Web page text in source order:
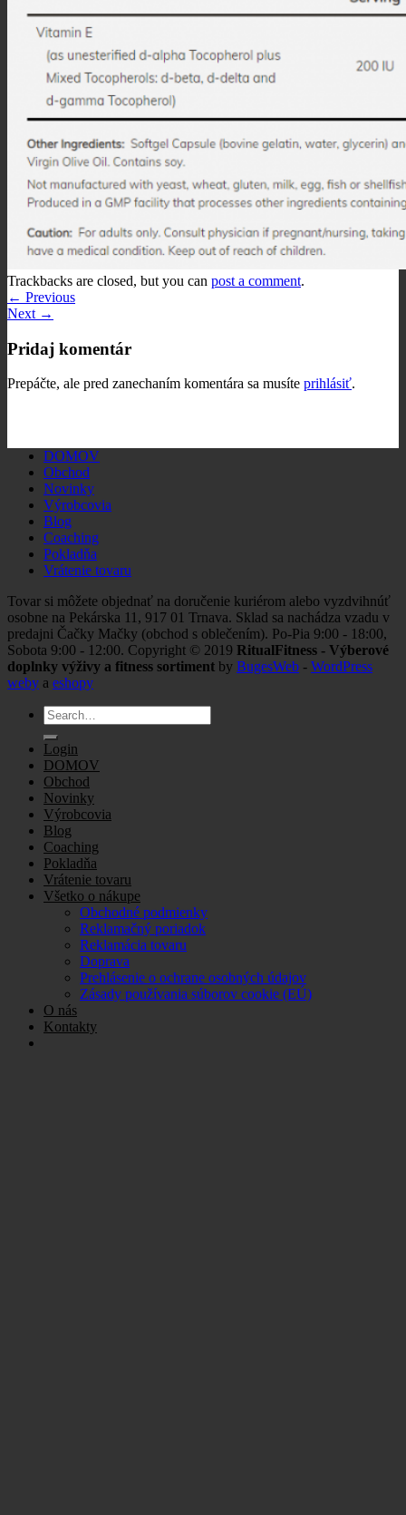
Trackbacks are closed, but you can post a comment.
← Previous
Next →
Pridaj komentár
Prepáčte, ale pred zanechaním komentára sa musíte prihlásiť.
DOMOV
Obchod
Novinky
Výrobcovia
Blog
Coaching
Pokladňa
Vrátenie tovaru
Tovar si môžete objednať na doručenie kuriérom alebo vyzdvihnúť
osobne na Pekárska 11, 917 01 Trnava. Sklad sa nachádza vzadu v
predajni Čačky Mačky (obchod s oblečením). Po-Pia 9:00 - 18:00,
Sobota 9:00 - 12:00. Copyright © 2019 RitualFitness - Výberové
doplnky výživy a fitness sortiment by BugesWeb - WordPress
weby a eshopy
Search
for:
Login
DOMOV
Obchod
Novinky
Výrobcovia
Blog
Coaching
Pokladňa
Vrátenie tovaru
Všetko o nákupe
Obchodné podmienky
Reklamačný poriadok
Reklamácia tovaru
Doprava
Prehlásenie o ochrane osobných údajov
Zásady používania súborov cookie (EÚ)
O nás
Kontakty